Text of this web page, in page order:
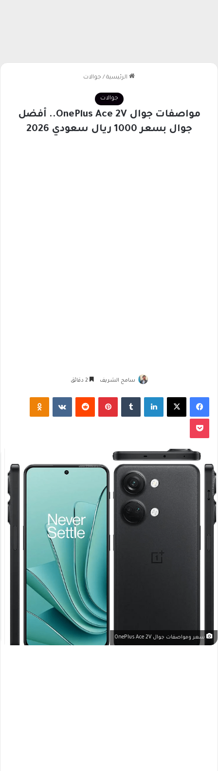
الرئيسية / جوالات
جوالات
مواصفات جوال OnePlus Ace 2V.. أفضل
جوال بسعر 1000 ريال سعودي 2026
سامح الشريف
فيسبوك لينكدإن بينتيريست
سعر ومواصفات جوال OnePlus Ace 2V